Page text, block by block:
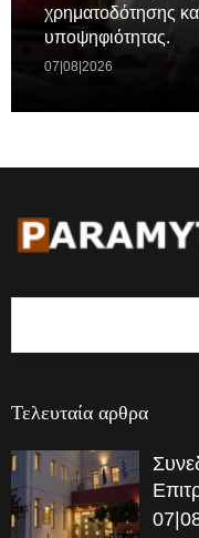
χρηματοδότησης
υποψηφιότητας.
07|08|2026
Τελευταία αρθρα